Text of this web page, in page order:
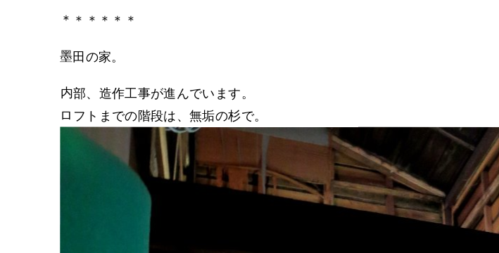
＊＊＊＊＊＊
墨田の家。
内部、造作工事が進んでいます。
ロフトまでの階段は、無垢の杉で。